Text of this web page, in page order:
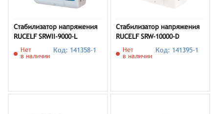
Стабилизатор напряжения
RUCELF SRWII-9000-L
Нет
в наличии
Код: 141358-1
Стабилизатор напряжения
RUCELF SRW-10000-D
Нет
в наличии
Код: 141395-1